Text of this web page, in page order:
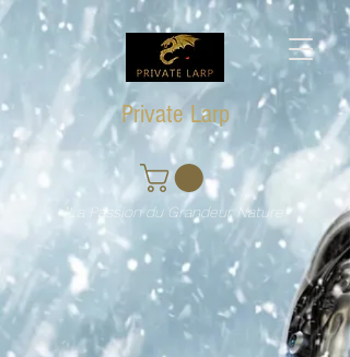
Private Larp
"La Passion du Grandeur Nature"